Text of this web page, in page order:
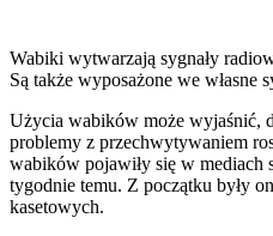
Wabiki wytwarzają sygnały
Są także wyposażone we własne
Użycia wabików może wyjaśnić,
problemy z przechwytywaniem
wabików pojawiły się w mediach
tygodnie temu. Z początku były
kasetowych.